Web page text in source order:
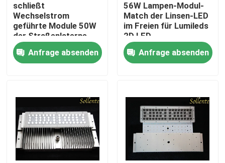
Kontakte
schließt
Wechselstrom
geführte Module 50W
der Straßenlaterne-
220V direkt an
Wechselstrom-
Netzspannung an
Anfrage absenden
56W Lampen-Modul-
Match der Linsen-LED
im Freien für Lumileds
2D LED
Anfrage absenden